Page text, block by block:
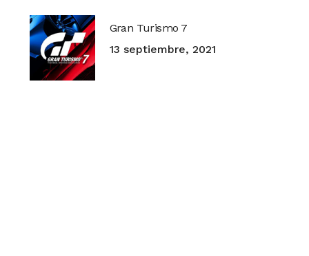
Gran Turismo 7
13 septiembre, 2021